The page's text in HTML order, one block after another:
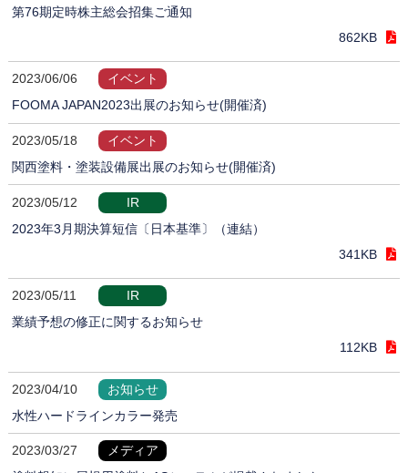
第76期定時株主総会招集ご通知
862KB
2023/06/06
イベント
FOOMA JAPAN2023出展のお知らせ(開催済)
2023/05/18
イベント
関西塗料・塗装設備展出展のお知らせ(開催済)
2023/05/12
IR
2023年3月期決算短信〔日本基準〕（連結）
341KB
2023/05/11
IR
業績予想の修正に関するお知らせ
112KB
2023/04/10
お知らせ
水性ハードラインカラー発売
2023/03/27
メディア